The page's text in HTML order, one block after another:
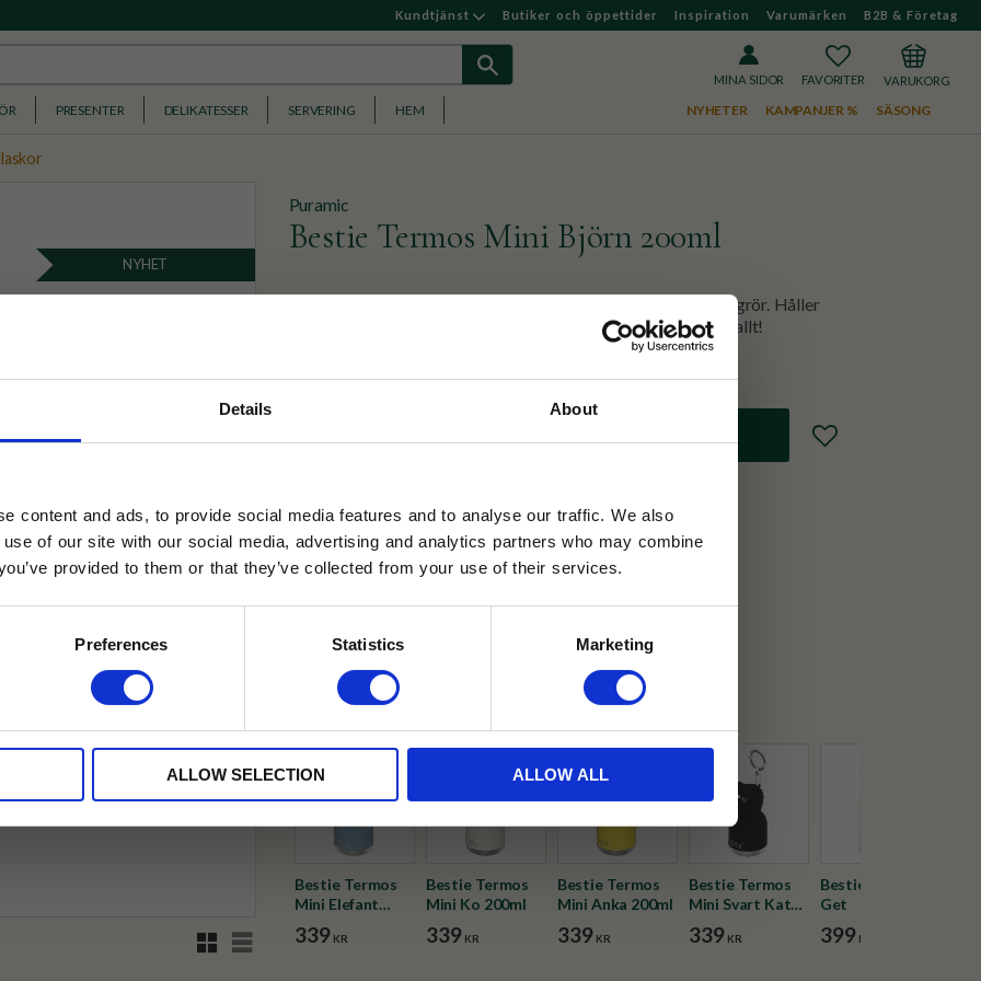
Details About
content and ads, to provide social media features and to analyse our traffic. We also
of our site with our social media, advertising and analytics partners who may combine
provided to them or that they’ve collected from your use of their services.
Preferences Statistics Marketing
ALLOW SELECTION ALLOW ALL
Kundtjänst Butiker och öppettider Inspiration Varumärken B2B & Företag
MINA SIDOR
FAVORITERKUNDVAGN
PRESENTER DELIKATESSER SERVERING HEM NYHETER KAMPANJER % SÄSONG
Puramic
Bestie Termos Mini Björn 200ml
Termos i form av en björn, med läcksäkert lock och silikonsugrör. Håller
dryck kall eller varm i timmar och är perfekt att ha med överallt!
NYHET
RutnätsvyListvy
339KR
Lägg till i favoriter
✓ Fri frakt över 399 kr
✓ Betala direkt eller inom 30 dagar
✓ Gratis teprov i varje beställning
Visa alla produkter från Puramic
Bestie Termos
Mini Elefant
200ml
339 KR
Bestie Termos
Mini Ko 200ml
339 KR
Bestie Termos
Mini Anka 200ml
339 KR
Bestie Termos
Mini Svart Katt
200ml
339 KR
Bestie Termos
Get
399 KR
Läs mer
Rabatten fungerar endast
med andra erbjudanden.